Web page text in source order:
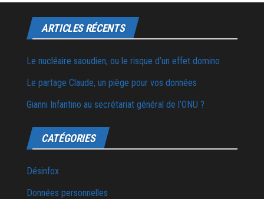
ARTICLES RÉCENTS
Le nucléaire saoudien, ou le risque d’un effet domino
Le partage Claude, un piège pour vos données
Gianni Infantino au secrétariat général de l’ONU ?
CATÉGORIES
Désinfox
Données personnelles